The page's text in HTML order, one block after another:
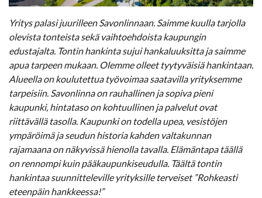
Yritys palasi juurilleen Savonlinnaan. Saimme kuulla tarjolla
olevista tonteista sekä vaihtoehdoista kaupungin
edustajalta. Tontin hankinta sujui hankaluuksitta ja saimme
apua tarpeen mukaan. Olemme olleet tyytyväisiä hankintaan.
Alueella on koulutettua työvoimaa saatavilla yrityksemme
tarpeisiin. Savonlinna on rauhallinen ja sopiva pieni
kaupunki, hintataso on kohtuullinen ja palvelut ovat
riittävällä tasolla. Kaupunki on todella upea, vesistöjen
ympäröimä ja seudun historia kahden valtakunnan
rajamaana on näkyvissä hienolla tavalla. Elämäntapa täällä
on rennompi kuin pääkaupunkiseudulla. Täältä tontin
hankintaa suunnitteleville yrityksille terveiset ”Rohkeasti
eteenpäin hankkeessa!”